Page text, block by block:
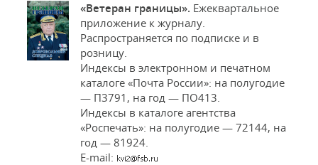
«Ветеран границы». Ежеквартальное
приложение к журналу.
Распространяется по подписке и в
розницу.
Индексы в электронном и печатном
каталоге «Почта России»: на полугодие
— П3791, на год — ПО413.
Индексы в каталоге агентства
«Роспечать»: на полугодие — 72144, на
год — 81924.
E-mail: